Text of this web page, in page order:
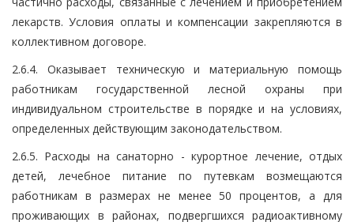
лекарств. Условия оплаты и компенсации закрепляются в
коллективном договоре.
2.6.4. Оказывает техническую и материальную помощь
работникам государственной лесной охраны при
индивидуальном строительстве в порядке и на условиях,
определенных действующим законодательством.
2.6.5. Расходы на санаторно - курортное лечение, отдых
детей, лечебное питание по путевкам возмещаются
работникам в размерах не менее 50 процентов, а для
проживающих в районах, подвергшихся радиоактивному